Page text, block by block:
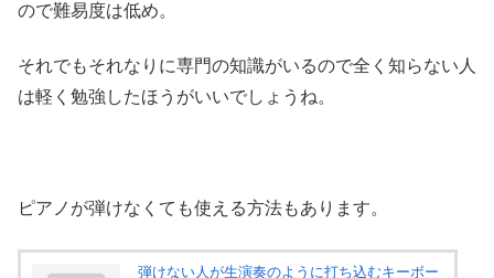
ので難易度は低め。
それでもそれなりに専門の知識がいるので全く知らない人
は軽く勉強したほうがいいでしょうね。
ピアノが弾けなくても使える方法もあります。
弾けない人が生演奏のように打ち込むキーボー